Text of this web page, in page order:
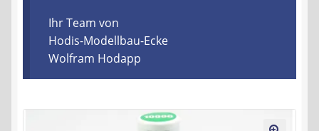
Vereine & Foren
Kontakt
AGB
Ihr Team von
Hodis-Modellbau-Ecke
Wolfram Hodapp